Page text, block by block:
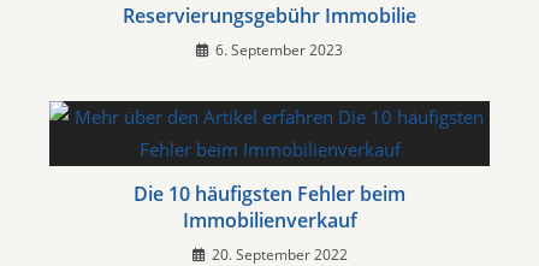
Reservierungsgebühr Immobilie
6. September 2023
Die 10 häufigsten Fehler beim
Immobilienverkauf
20. September 2022